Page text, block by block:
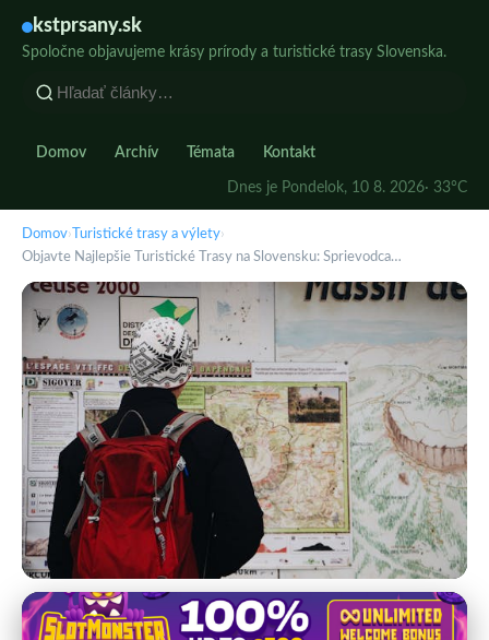
kstprsany.sk
Spoločne objavujeme krásy prírody a turistické trasy Slovenska.
Domov Archív Témata Kontakt
Dnes je Pondelok, 10 8. 2026· 33°C
Domov› Turistické trasy a výlety›
Objavte Najlepšie Turistické Trasy na Slovensku: Sprievodca…
Turistické trasy a výlety